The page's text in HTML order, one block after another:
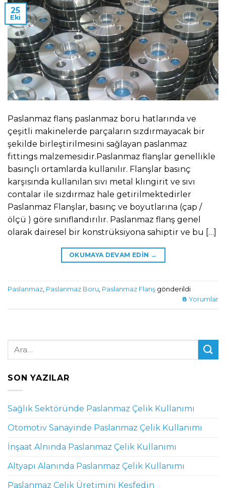
25
Eki
Paslanmaz flanş paslanmaz boru hatlarında ve
çeşitli makinelerde parçaların sızdırmayacak bir
şekilde birleştirilmesini sağlayan paslanmaz
fittings malzemesidir.Paslanmaz flanşlar genellikle
basınçlı ortamlarda kullanılır. Flanşlar basınç
karşısında kullanılan sıvı metal klıngirit ve sıvı
contalar ile sızdırmaz hale getirilmektedirler
Paslanmaz Flanşlar, basınç ve boyutlarına (çap /
ölçü ) göre sınıflandırılır. Paslanmaz flanş genel
olarak dairesel bir konstrüksiyona sahiptir ve bu […]
OKUMAYA DEVAM EDIN →
Paslanmaz, Paslanmaz Boru, Paslanmaz Flanş gönderildi
8 Yorumlar
SON YAZILAR
Sağlık Sektöründe Paslanmaz Çelik Kullanımı
Otomotiv Sanayinde Paslanmaz Çelik Kullanımı
İnşaat Alnında Paslanmaz Çelik Kullanımı
Altyapı Alanında Paslanmaz Çelik Kullanımı
Paslanmaz Çelik Üretimini Keşfedin